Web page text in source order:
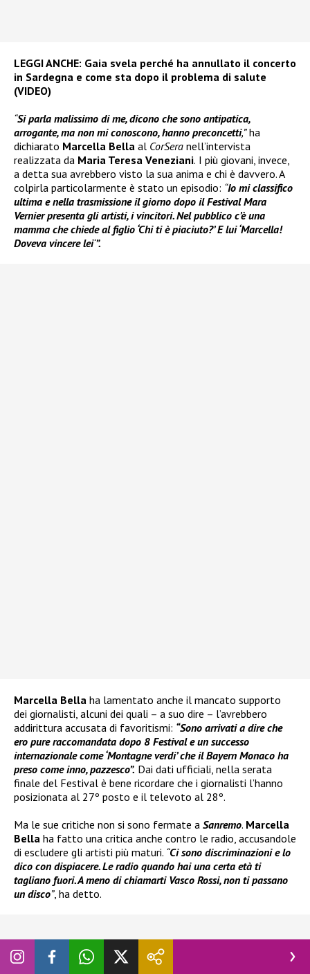
LEGGI ANCHE: Gaia svela perché ha annullato il concerto
in Sardegna e come sta dopo il problema di salute
(VIDEO)
“Si parla malissimo di me, dicono che sono antipatica,
arrogante, ma non mi conoscono, hanno preconcetti,”ha
dichiarato Marcella Bella al CorSera nell’intervista
realizzata da Maria Teresa Veneziani. I più giovani, invece,
a detta sua avrebbero visto la sua anima e chi è davvero. A
colpirla particolarmente è stato un episodio: “Io mi classifico
ultima e nella trasmissione il giorno dopo il Festival Mara
Vernier presenta gli artisti, i vincitori. Nel pubblico c’è una
mamma che chiede al figlio ‘Chi ti è piaciuto?’ E lui ‘Marcella!
Doveva vincere lei‘”.
Marcella Bella ha lamentato anche il mancato supporto
dei giornalisti, alcuni dei quali – a suo dire – l’avrebbero
addirittura accusata di favoritismi: “Sono arrivati a dire che
ero pure raccomandata dopo 8 Festival e un successo
internazionale come ‘Montagne verdi’ che il Bayern Monaco ha
preso come inno, pazzesco”. Dai dati ufficiali, nella serata
finale del Festival è bene ricordare che i giornalisti l’hanno
posizionata al 27º posto e il televoto al 28º.
Ma le sue critiche non si sono fermate a Sanremo. Marcella
Bella ha fatto una critica anche contro le radio, accusandole
di escludere gli artisti più maturi. “Ci sono discriminazioni e lo
dico con dispiacere. Le radio quando hai una certa età ti
tagliano fuori. A meno di chiamarti Vasco Rossi, non ti passano
un disco”, ha detto.